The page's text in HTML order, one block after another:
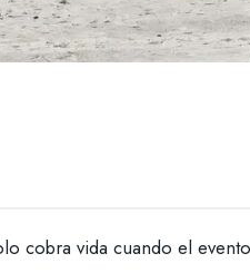
cobra vida cuando el